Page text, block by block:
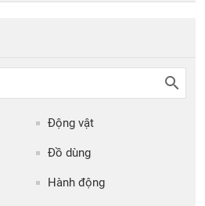
Động vật
Đồ dùng
Hành động